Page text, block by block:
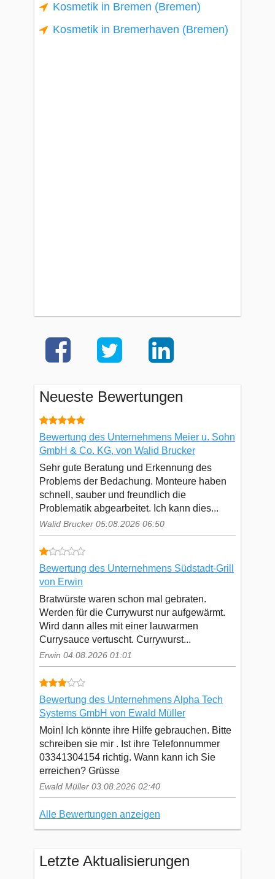
Kosmetik in Bremen (Bremen)
Kosmetik in Bremerhaven (Bremen)
Neueste Bewertungen
Bewertung des Unternehmens Meier u. Sohn
GmbH & Co. KG, von Walid Brucker
Sehr gute Beratung und Erkennung des
Problems der Bedachung. Monteure haben
schnell, sauber und freundlich die
Problematik abgearbeitet. Ich kann dies...
Walid Brucker 05.08.2026 06:50
Bewertung des Unternehmens Südstadt-Grill
von Erwin
Bratwürste waren schon mal gebraten.
Werden für die Currywurst nur aufgewärmt.
Wird dann alles mit einer lauwarmen
Currysauce vertuscht. Currywurst...
Erwin 04.08.2026 01:01
Bewertung des Unternehmens Alpha Tech
Systems GmbH von Ewald Müller
Moin! Ich könnte ihre Hilfe gebrauchen. Bitte
schreiben sie mir . Ist ihre Telefonnummer
03341304154 richtig. Wann kann ich Sie
erreichen? Grüsse
Ewald Müller 03.08.2026 02:40
Alle Bewertungen anzeigen
Letzte Aktualisierungen